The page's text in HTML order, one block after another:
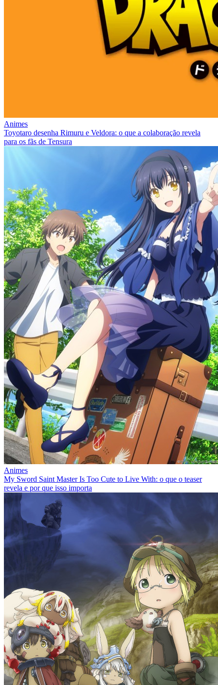
Animes
Toyotaro desenha Rimuru e Veldora: o que a colaboração revela
para os fãs de Tensura
Animes
My Sword Saint Master Is Too Cute to Live With: o que o teaser
revela e por que isso importa